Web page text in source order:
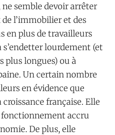
ne semble devoir arrêter
l’immobilier et des
en plus de travailleurs
lourdement (et
plus longues) ou à
Un certain nombre
en évidence que
française. Elle
accru
De plus, elle